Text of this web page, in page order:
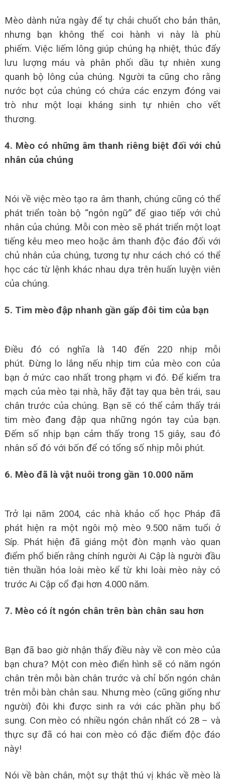
Mèo dành nửa ngày để tự chải chuốt cho bản thân,
nhưng bạn không thể coi hành vi này là phù
phiếm. Việc liếm lông giúp chúng hạ nhiệt, thúc đẩy
lưu lượng máu và phân phối dầu tự nhiên xung
quanh bộ lông của chúng. Người ta cũng cho rằng
nước bọt của chúng có chứa các enzym đóng vai
trò như một loại kháng sinh tự nhiên cho vết
thương.
4. Mèo có những âm thanh riêng biệt đối với chủ
nhân của chúng
Nói về việc mèo tạo ra âm thanh, chúng cũng có thể
phát triển toàn bộ “ngôn ngữ” để giao tiếp với chủ
nhân của chúng. Mỗi con mèo sẽ phát triển một loạt
tiếng kêu meo meo hoặc âm thanh độc đáo đối với
chủ nhân của chúng, tương tự như cách chó có thể
học các từ lệnh khác nhau dựa trên huấn luyện viên
của chúng.
5. Tim mèo đập nhanh gần gấp đôi tim của bạn
Điều đó có nghĩa là 140 đến 220 nhịp mỗi
phút. Đừng lo lắng nếu nhịp tim của mèo con của
bạn ở mức cao nhất trong phạm vi đó. Để kiểm tra
mạch của mèo tại nhà, hãy đặt tay qua bên trái, sau
chân trước của chúng. Bạn sẽ có thể cảm thấy trái
tim mèo đang đập qua những ngón tay của bạn.
Đếm số nhịp bạn cảm thấy trong 15 giây, sau đó
nhân số đó với bốn để có tổng số nhịp mỗi phút.
6. Mèo đã là vật nuôi trong gần 10.000 năm
Trở lại năm 2004, các nhà khảo cổ học Pháp đã
phát hiện ra một ngôi mộ mèo 9.500 năm tuổi ở
Síp. Phát hiện đã giáng một đòn mạnh vào quan
điểm phổ biến rằng chính người Ai Cập là người đầu
tiên thuần hóa loài mèo kể từ khi loài mèo này có
trước Ai Cập cổ đại hơn 4.000 năm.
7. Mèo có ít ngón chân trên bàn chân sau hơn
Bạn đã bao giờ nhận thấy điều này về con mèo của
bạn chưa? Một con mèo điển hình sẽ có năm ngón
chân trên mỗi bàn chân trước và chỉ bốn ngón chân
trên mỗi bàn chân sau. Nhưng mèo (cũng giống như
người) đôi khi được sinh ra với các phần phụ bổ
sung. Con mèo có nhiều ngón chân nhất có 28 – và
thực sự đã có hai con mèo có đặc điểm độc đáo
này!
Nói về bàn chân, một sự thật thú vị khác về mèo là